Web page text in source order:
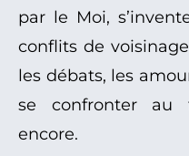
par le Moi,
conflits de
les débats, les
se confronter au
encore.